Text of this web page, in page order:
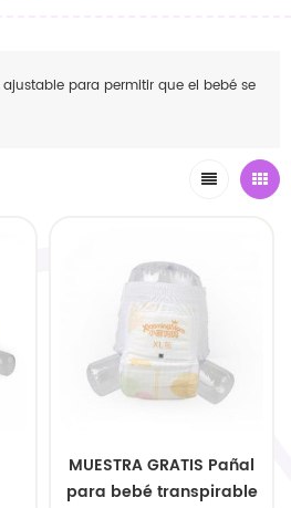
para permitir que el bebé se
MUESTRA GRATIS Pañal
para bebé transpirable